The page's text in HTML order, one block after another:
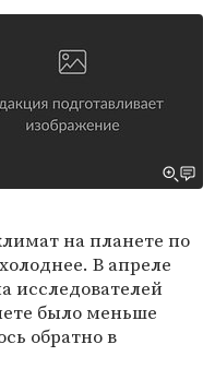
на планете по
В апреле
исследователей
было меньше
обратно в